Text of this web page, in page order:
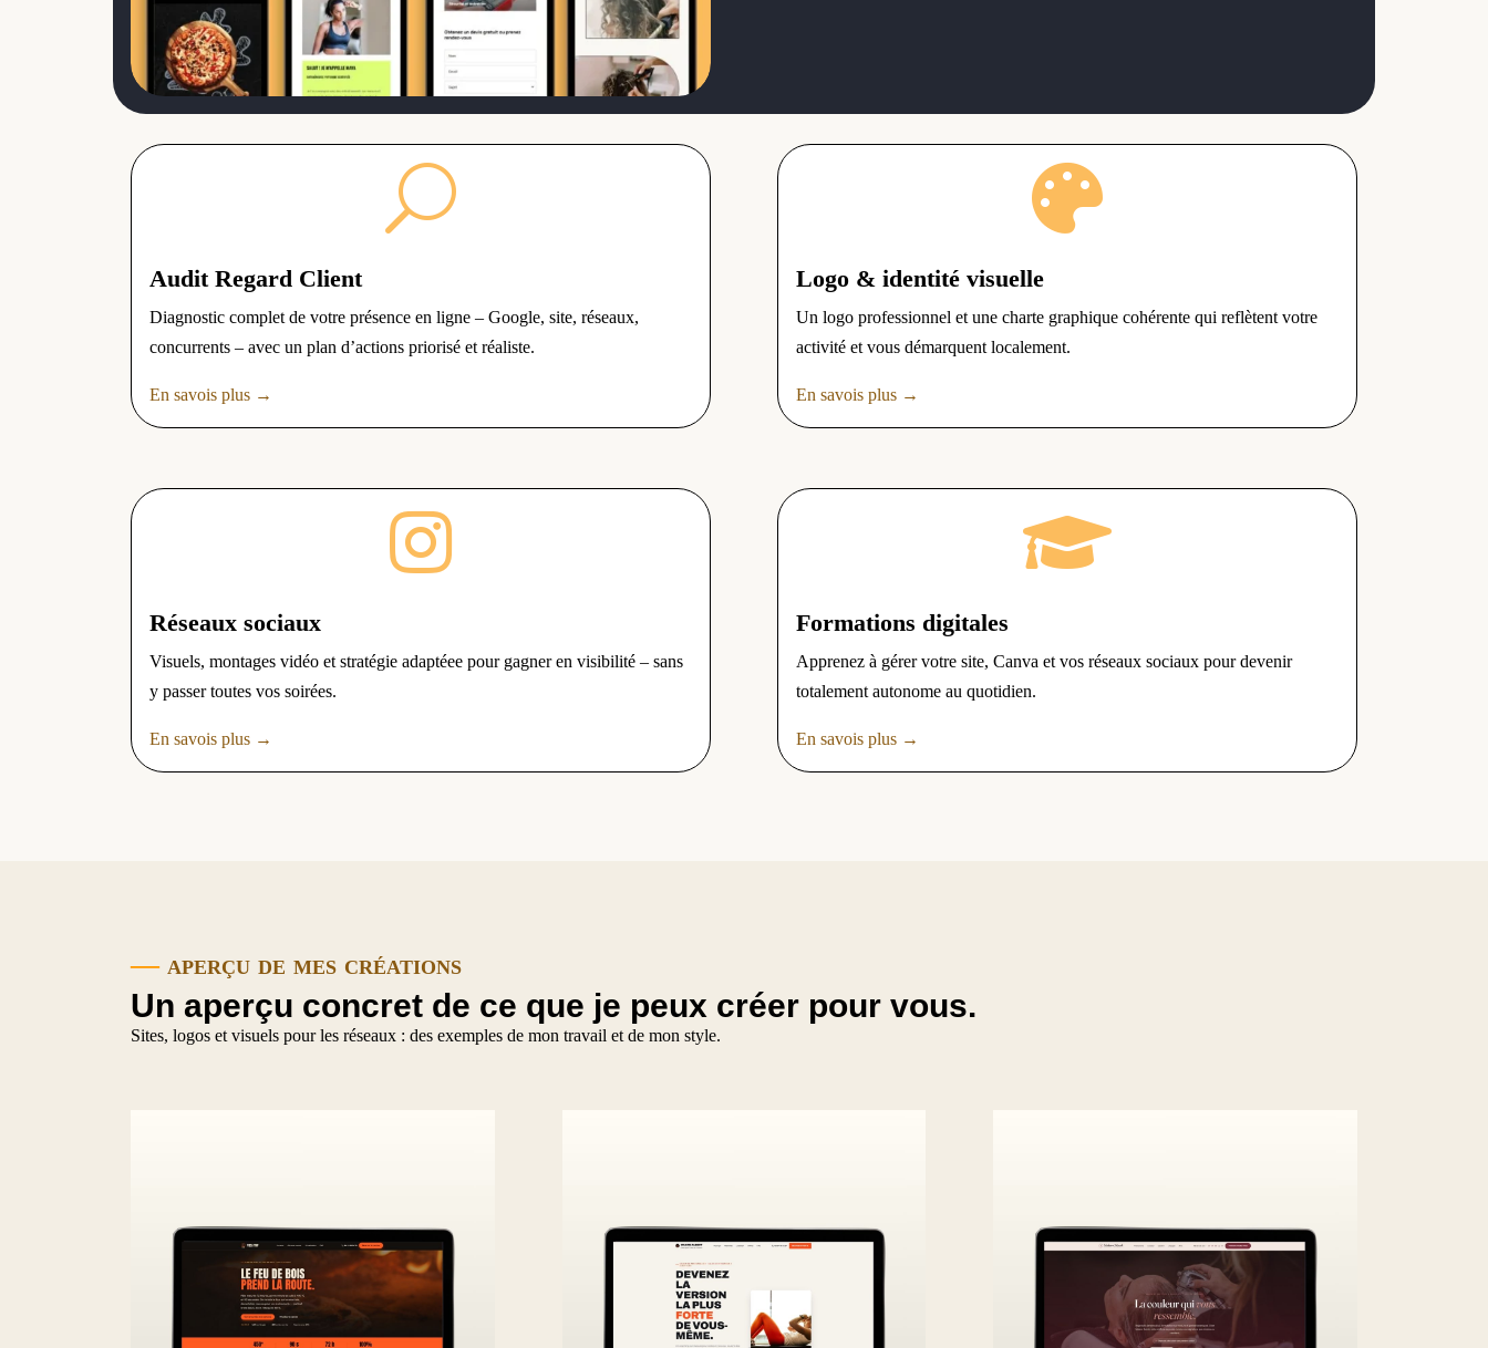
U
Audit Regard Client
Diagnostic complet de votre présence en ligne – Google, site, réseaux,
concurrents – avec un plan d’actions priorisé et réaliste.
En savois plus →

Logo & identité visuelle
Un logo professionnel et une charte graphique cohérente qui reflètent votre
activité et vous démarquent localement.
En savois plus →

Réseaux sociaux
Visuels, montages vidéo et stratégie adaptéee pour gagner en visibilité – sans
y passer toutes vos soirées.
En savois plus →

Formations digitales
Apprenez à gérer votre site, Canva et vos réseaux sociaux pour devenir
totalement autonome au quotidien.
En savois plus →
—aperçu de mes créations
Un aperçu concret de ce que je peux créer pour vous.
Sites, logos et visuels pour les réseaux : des exemples de mon travail et de mon style.